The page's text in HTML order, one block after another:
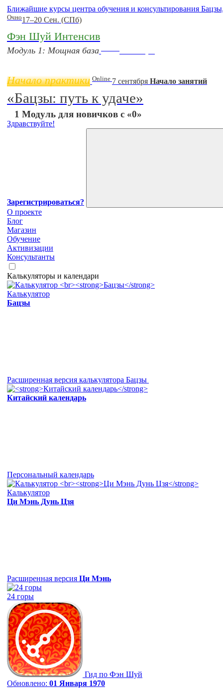
Ближайшие курсы центра обучения и консультирования
Очно17–20 Сен. (СПб)
Фэн Шуй Интенсив
Модуль 1: Мощная база
Начало практики Online 7 сентября Начало занятий
«Бацзы: путь к удаче»
1 Модуль для новичков с «0»
Здравствуйте!
Зарегистрироваться?
О проекте
Блог
Магазин
Обучение
Активизации
Консультанты
Калькуляторы и календари
Калькулятор
Бацзы
Расширенная версия калькулятора Бацзы
Китайский календарь
Персональный календарь
Калькулятор
Ци Мэнь Дунь Цзя
Расширенная версия Ци Мэнь
24 горы
Гид по Фэн Шуй
Обновлено: 01 Января 1970